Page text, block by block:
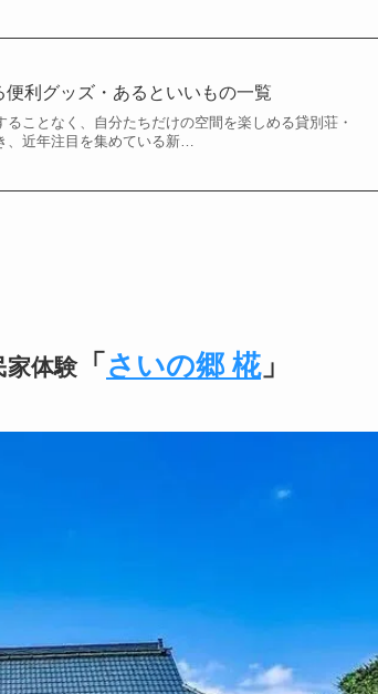
利グッズ・あるといいもの一覧
ことなく、自分たちだけの空間を楽しめる貸別荘・
、近年注目を集めている新…
家体験「 さいの郷 椛」